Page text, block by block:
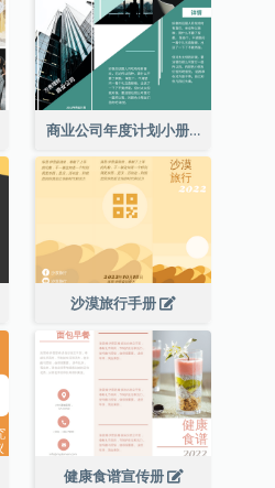
商业公司年度计划小册子
沙漠旅行手册
健康食谱宣传册